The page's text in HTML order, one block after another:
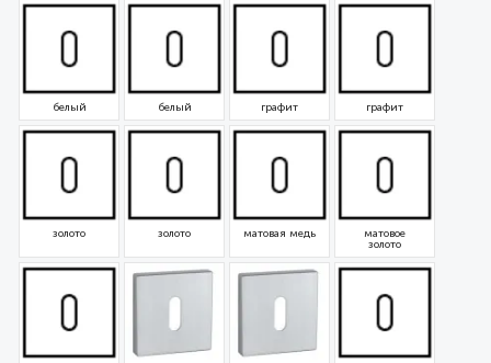
белый белый графит графит
золото золото матовая медь
матовое
золото